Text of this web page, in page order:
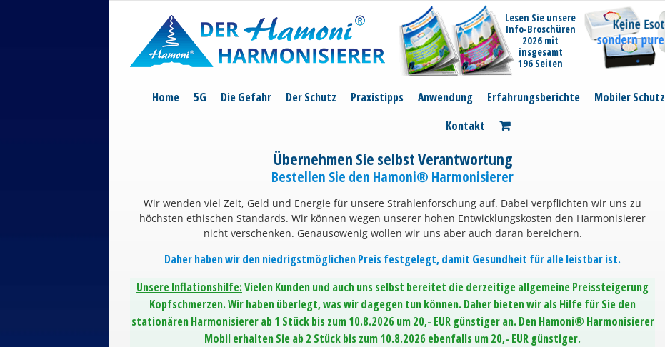
Lesen Sie unsere
Info-Broschüren
2026 mit
insgesamt
196 Seiten
Home 5G Die Gefahr Der Schutz Praxistipps Anwendung Erfahrungsberichte Mobiler Schutz
Kontakt
Übernehmen Sie selbst Verantwortung
Bestellen Sie den Hamoni® Harmonisierer
Wir wenden viel Zeit, Geld und Energie für unsere Strahlenforschung auf. Dabei verpflichten wir uns zu
höchsten ethischen Standards. Wir können wegen unserer hohen Entwicklungskosten den Harmonisierer
nicht verschenken. Genausowenig wollen wir uns aber auch daran bereichern.
Daher haben wir den niedrigstmöglichen Preis festgelegt, damit Gesundheit für alle leistbar ist.
Unsere Inflationshilfe:Vielen Kunden und auch uns selbst bereitet die derzeitige allgemeine Preissteigerung
Kopfschmerzen. Wir haben überlegt, was wir dagegen tun können. Daher bieten wir als Hilfe für Sie den
stationären Harmonisierer ab 1 Stück bis zum 10.8.2026 um 20,- EUR günstiger an. Den Hamoni® Harmonisierer
Mobil erhalten Sie ab 2 Stück bis zum 10.8.2026 ebenfalls um 20,- EUR günstiger.